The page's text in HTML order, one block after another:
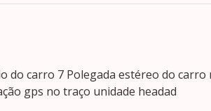
do carro 7 Polegada estéreo do
gps no traço unidade headad